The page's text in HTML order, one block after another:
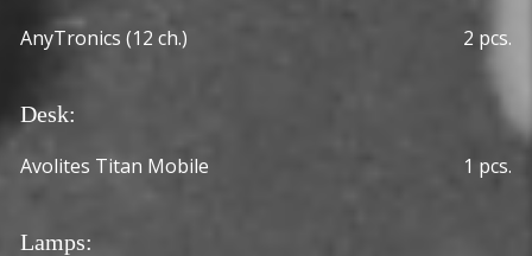
AnyTronics (12 ch.)
2 pcs.
Desk:
Avolites Titan Mobile
1 pcs.
Lamps: